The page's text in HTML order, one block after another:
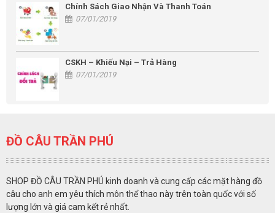
Chính Sách Giao Nhận Và Thanh Toán
07/01/2019
CSKH – Khiếu Nại – Trả Hàng
07/01/2019
ĐỒ CÂU TRẦN PHÚ
SHOP ĐỒ CÂU TRẦN PHÚ kinh doanh và cung cấp các mặt hàng đồ
câu cho anh em yêu thích môn thể thao này trên toàn quốc với số
lượng lớn và giá cam kết rẻ nhất.